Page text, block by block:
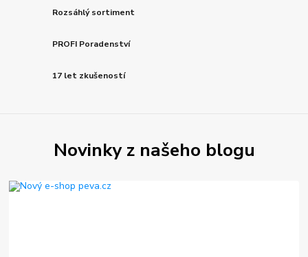
Rozsáhlý sortiment
PROFI Poradenství
17 let zkušeností
Novinky z našeho blogu